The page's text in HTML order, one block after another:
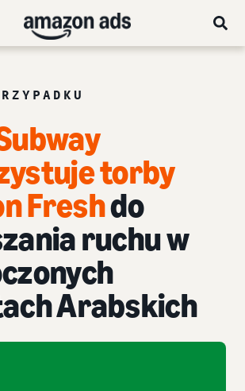
torby
Freshdo
ruchu w
Arabskich